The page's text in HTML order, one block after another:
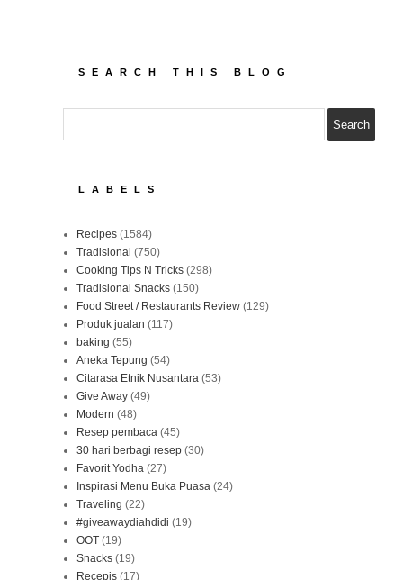
SEARCH THIS BLOG
LABELS
Recipes (1584)
Tradisional (750)
Cooking Tips N Tricks (298)
Tradisional Snacks (150)
Food Street / Restaurants Review (129)
Produk jualan (117)
baking (55)
Aneka Tepung (54)
Citarasa Etnik Nusantara (53)
Give Away (49)
Modern (48)
Resep pembaca (45)
30 hari berbagi resep (30)
Favorit Yodha (27)
Inspirasi Menu Buka Puasa (24)
Traveling (22)
#giveawaydiahdidi (19)
OOT (19)
Snacks (19)
Recepis (17)